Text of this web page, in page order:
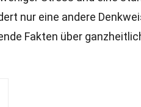
nur eine andere
Fakten über